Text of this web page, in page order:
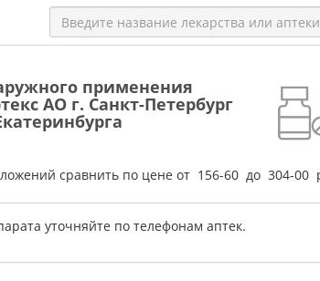
применения
АО г. Санкт-Петербург
сравнить по цене от 156-60 до 304-00
уточняйте по телефонам аптек.